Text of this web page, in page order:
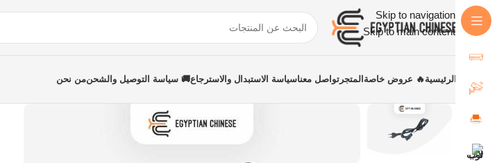
Skip to navigation
Skip to main content
الرئيسية 🔥 عروض خاصة المتجر تواصل معناسياسة الاستبدال والاسترجاع🚚 سياسة التوصيل والشحنمن نحن